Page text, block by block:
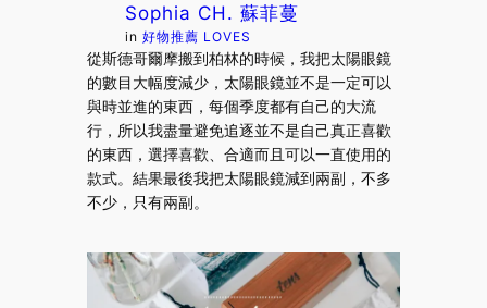
Sophia CH. 蘇菲蔓
in好物推薦 LOVES
從斯德哥爾摩搬到柏林的時候，我把太陽眼鏡
的數目大幅度減少，太陽眼鏡並不是一定可以
與時並進的東西，每個季度都有自己的大流
行，所以我盡量避免追逐並不是自己真正喜歡
的東西，選擇喜歡、合適而且可以一直使用的
款式。結果最後我把太陽眼鏡減到兩副，不多
不少，只有兩副。